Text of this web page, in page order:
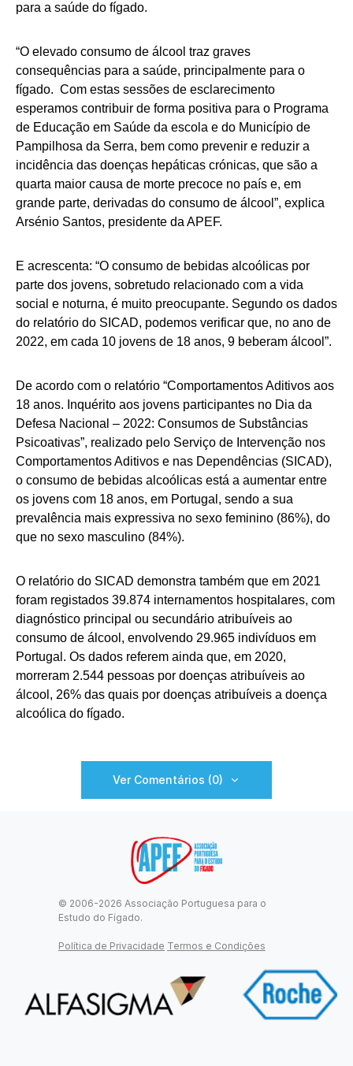
para a saúde do fígado.
“O elevado consumo de álcool traz graves
consequências para a saúde, principalmente para o
fígado. Com estas sessões de esclarecimento
esperamos contribuir de forma positiva para o Programa
de Educação em Saúde da escola e do Município de
Pampilhosa da Serra, bem como prevenir e reduzir a
incidência das doenças hepáticas crónicas, que são a
quarta maior causa de morte precoce no país e, em
grande parte, derivadas do consumo de álcool”, explica
Arsénio Santos, presidente da APEF.
E acrescenta: “O consumo de bebidas alcoólicas por
parte dos jovens, sobretudo relacionado com a vida
social e noturna, é muito preocupante. Segundo os dados
do relatório do SICAD, podemos verificar que, no ano de
2022, em cada 10 jovens de 18 anos, 9 beberam álcool”.
De acordo com o relatório “Comportamentos Aditivos aos
18 anos. Inquérito aos jovens participantes no Dia da
Defesa Nacional – 2022: Consumos de Substâncias
Psicoativas”, realizado pelo Serviço de Intervenção nos
Comportamentos Aditivos e nas Dependências (SICAD),
o consumo de bebidas alcoólicas está a aumentar entre
os jovens com 18 anos, em Portugal, sendo a sua
prevalência mais expressiva no sexo feminino (86%), do
que no sexo masculino (84%).
O relatório do SICAD demonstra também que em 2021
foram registados 39.874 internamentos hospitalares, com
diagnóstico principal ou secundário atribuíveis ao
consumo de álcool, envolvendo 29.965 indivíduos em
Portugal. Os dados referem ainda que, em 2020,
morreram 2.544 pessoas por doenças atribuíveis ao
álcool, 26% das quais por doenças atribuíveis a doença
alcoólica do fígado.
Ver Comentários (0)
© 2006-2026 Associação Portuguesa para o
Estudo do Fígado.
Política de Privacidade Termos e Condições